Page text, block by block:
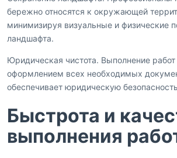
бережно относятся к окружающей
минимизируя визуальные и физические
ландшафта.
Юридическая чистота. Выполнение
оформлением всех необходимых
обеспечивает юридическую
Быстрота и
выполнения